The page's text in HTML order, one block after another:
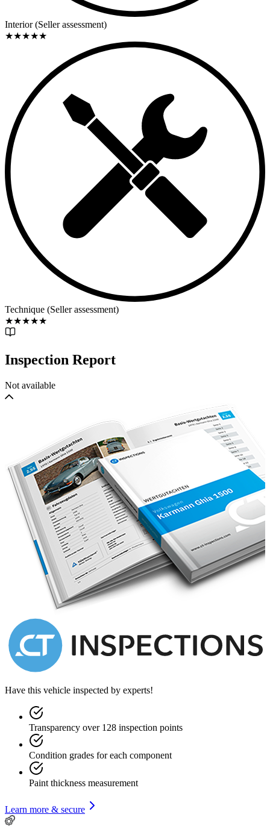
Interior (Seller assessment)
★★★★★
Technique (Seller assessment)
★★★★★
Inspection Report
Not available
Have this vehicle inspected by experts!
Transparency over 128 inspection points
Condition grades for each component
Paint thickness measurement
Learn more & secure